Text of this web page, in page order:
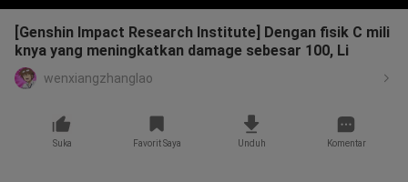
[Genshin Impact Research Institute] Dengan fisik C mili
knya yang meningkatkan damage sebesar 100, Li
wenxiangzhanglao
Suka Favorit Saya Unduh Komentar